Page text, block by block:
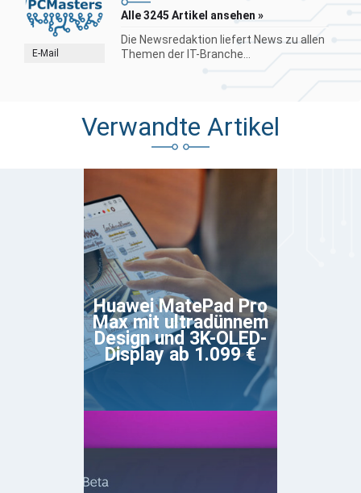
E-Mail
Alle 3245 Artikel ansehen »
Die Newsredaktion liefert News zu allen
Themen der IT-Branche...
Verwandte Artikel
Huawei MatePad Pro
Max mit ultradünnem
Design und 3K-OLED-
Display ab 1.099 €